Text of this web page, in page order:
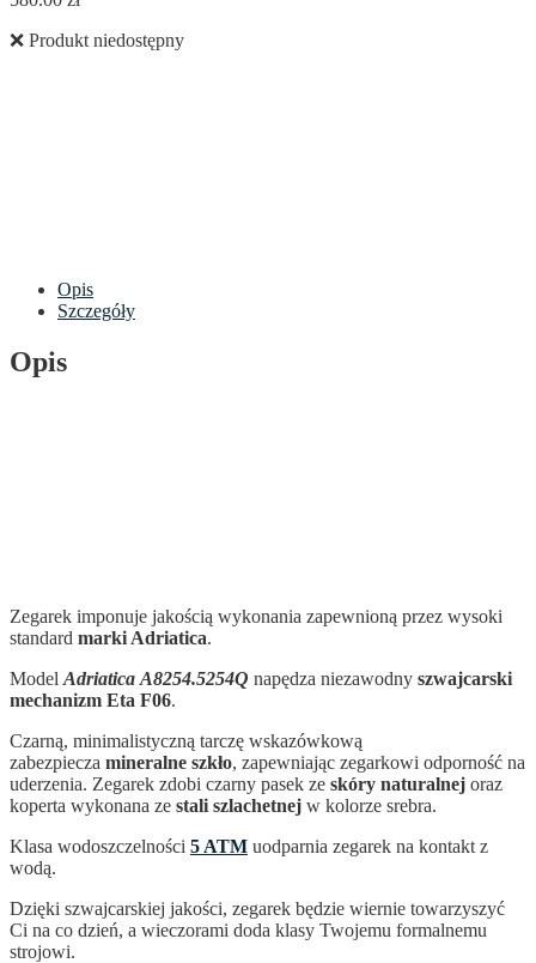
❌ Produkt niedostępny
Opis
Szczegóły
Opis
Zegarek imponuje jakością wykonania zapewnioną przez wysoki
standard marki Adriatica.
Model Adriatica A8254.5254Q napędza niezawodny szwajcarski
mechanizm Eta F06.
Czarną, minimalistyczną tarczę wskazówkową
zabezpiecza mineralne szkło, zapewniając zegarkowi odporność na
uderzenia. Zegarek zdobi czarny pasek ze skóry naturalnej oraz
koperta wykonana ze stali szlachetnej w kolorze srebra.
Klasa wodoszczelności 5 ATM uodparnia zegarek na kontakt z
wodą.
Dzięki szwajcarskiej jakości, zegarek będzie wiernie towarzyszyć
Ci na co dzień, a wieczorami doda klasy Twojemu formalnemu
strojowi.